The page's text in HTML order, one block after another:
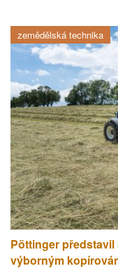
zemědělská technika
Pöttinger představil
výborným